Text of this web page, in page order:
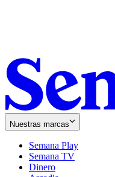
Nuestras marcas
Semana Play
Semana TV
Dinero